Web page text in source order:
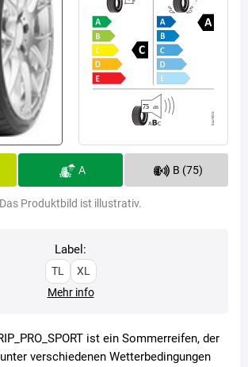
A B (75)
Das Produktbild ist illustrativ.
Label:
TL
XL
Mehr info
ist ein Sommerreifen, der
verschiedenen Wetterbedingungen